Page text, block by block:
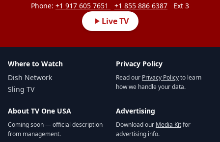
Phone: +1 917 605 7651 +1 855 886 6387 Ext 3
Live TV
Where to Watch
Dish Network
Sling TV
Privacy Policy
Read our Privacy Policyto learn
how we handle your data.
About TV One USA
Coming soon — official description
from management.
Advertising
Download our Media Kitfor
advertising info.